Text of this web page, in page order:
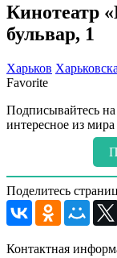
Кинотеатр
бульвар, 1
Харьков
Favorite
Подписывайтесь на
интересное из
Поделитесь
Контактная